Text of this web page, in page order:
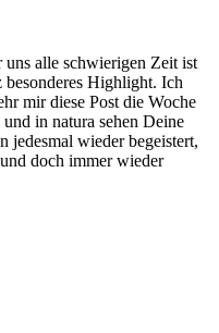
alle schwierigen Zeit ist
Highlight. Ich
mir diese Post die Woche
in natura sehen Deine
jedesmal wieder begeistert,
doch immer wieder